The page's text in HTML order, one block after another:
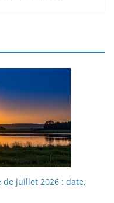
juillet 2026 : date,